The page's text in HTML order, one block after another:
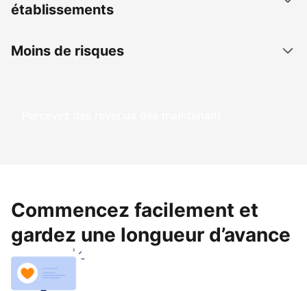
établissements
Moins de risques
Percevez des revenus dès maintenant
Commencez facilement et
gardez une longueur d’avance